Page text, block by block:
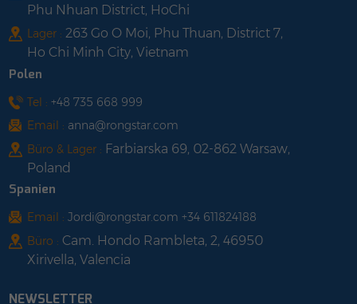
Phu Nhuan District, HoChi
Lager : 263 Go O Moi, Phu Thuan, District 7,
Ho Chi Minh City, Vietnam
Polen
Tel : +48 735 668 999
Email : anna@rongstar.com
Büro & Lager : Farbiarska 69, 02-862 Warsaw,
Poland
Spanien
Email : Jordi@rongstar.com +34 611824188
Büro : Cam. Hondo Rambleta, 2, 46950
Xirivella, Valencia
NEWSLETTER